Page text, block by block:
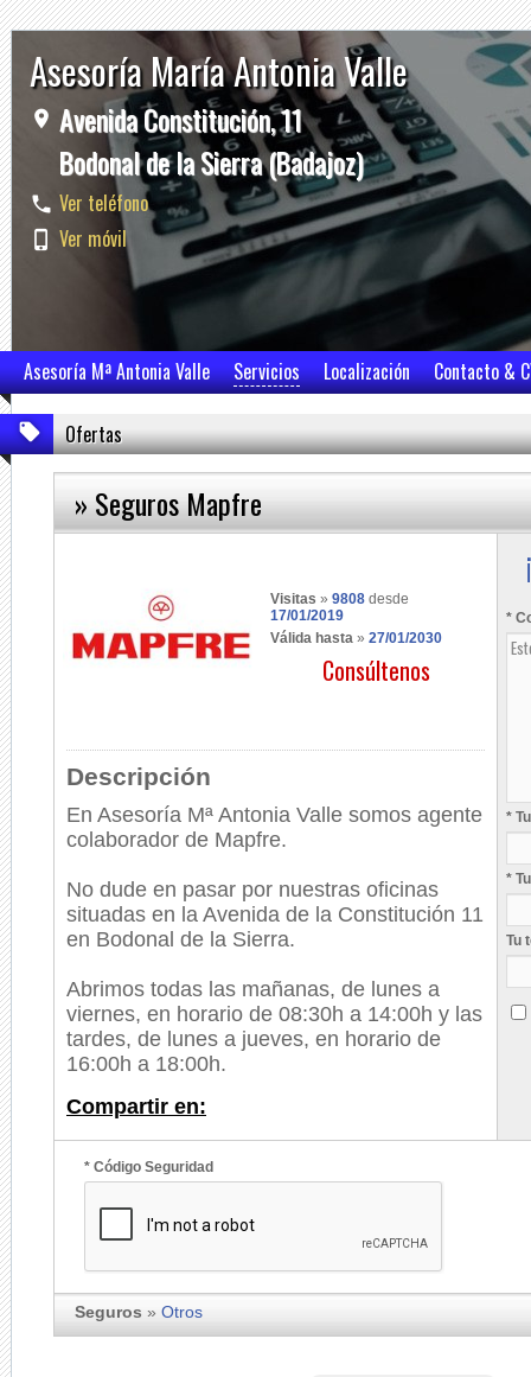
Asesoría María Antonia Valle
Avenida Constitución, 11
Bodonal de la Sierra (Badajoz)
Ver teléfono
Ver móvil
Asesoría Mª Antonia Valle Servicios Localización Contacto &
Ofertas
» Seguros Mapfre
Visitas » 9808 desde
17/01/2019
Válida hasta » 27/01/2030
Consúltenos
Descripción
En Asesoría Mª Antonia Valle somos agente
colaborador de Mapfre.
No dude en pasar por nuestras oficinas
situadas en la Avenida de la Constitución 11
en Bodonal de la Sierra.
Abrimos todas las mañanas, de lunes a
viernes, en horario de 08:30h a 14:00h y las
tardes, de lunes a jueves, en horario de
16:00h a 18:00h.
Compartir en:
*
*
*
Tu
* Código Seguridad
Seguros » Otros